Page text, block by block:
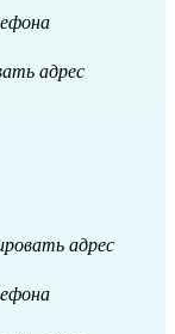
адрес
адрес